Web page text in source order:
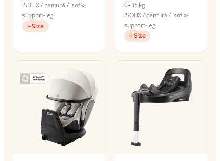
ISOFIX / centură / isofix-
support-leg
i-Size
0–36 kg
ISOFIX / centură / isofix-
support-leg
i-Size